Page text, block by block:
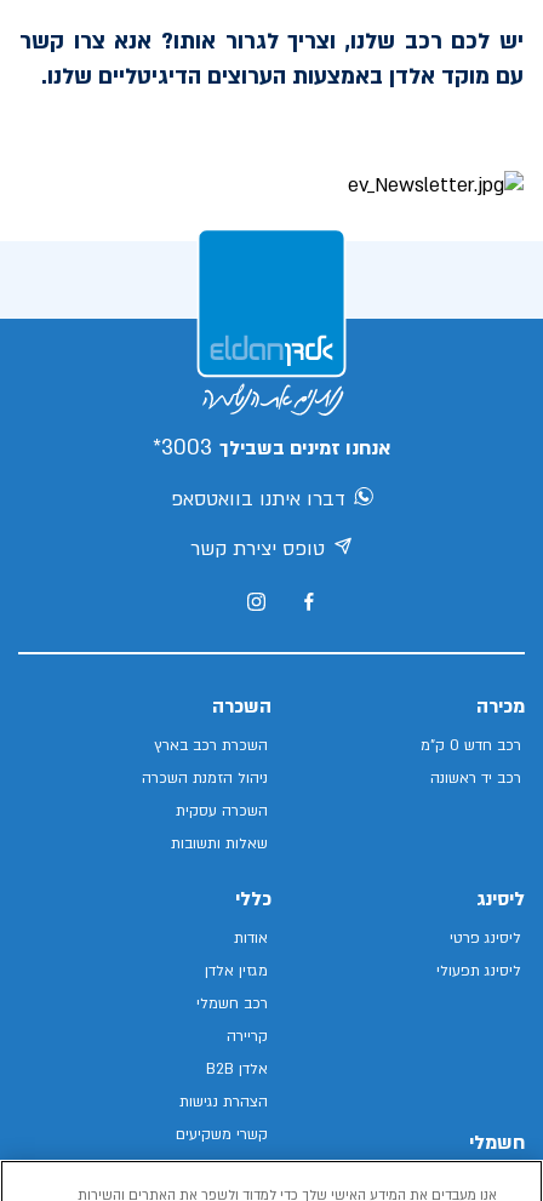
יש לכם רכב שלנו, וצריך לגרור אותו? אנא צרו קשר
עם מוקד אלדן באמצעות הערוצים הדיגיטליים שלנו.
אנחנו זמינים בשבילך 3003*
דברו איתנו בוואטסאפ
טופס יצירת קשר
מכירה
רכב חדש 0 ק"מ
רכב יד ראשונה
השכרה
השכרת רכב בארץ
ניהול הזמנת השכרה
השכרה עסקית
שאלות ותשובות
ליסינג
ליסינג פרטי
ליסינג תפעולי
חשמלי
כללי
אודות
מגזין אלדן
רכב חשמלי
קריירה
אלדן B2B
הצהרת נגישות
קשרי משקיעים
מפת האתר
אנו מעבדים את המידע האישי שלך כדי למדוד ולשפר את האתרים והשירות